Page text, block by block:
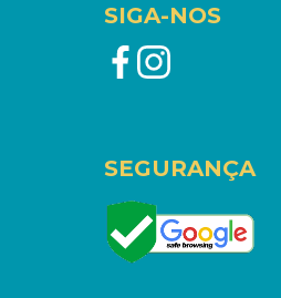
SIGA-NOS
SEGURANÇA